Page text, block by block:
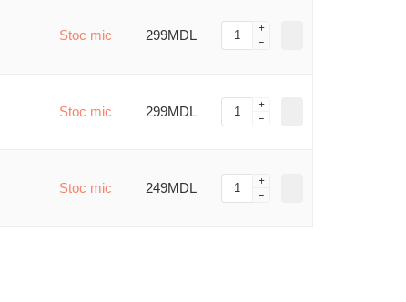
Stoc mic 299MDL
Stoc mic 299MDL
Stoc mic 249MDL